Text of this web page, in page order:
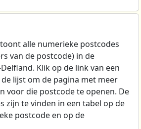
alle numerieke postcodes
van de postcode) in de
Klik op de link van een
lijst om de pagina met meer
voor die postcode te openen. De
zijn te vinden in een tabel op de
postcode en op de